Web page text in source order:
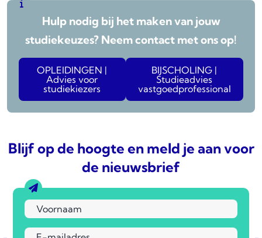
Hulp nodig bij het maken van jouw
studiekeuzes? Neem contact met ons op!
OPLEIDINGEN |
Advies voor
studiekiezers
BIJSCHOLING |
Studieadvies
vastgoedprofessional
Blijf op de hoogte en meld je aan voor
de nieuwsbrief